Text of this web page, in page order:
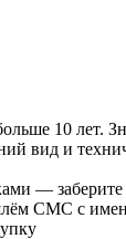
10 лет.
вид и
—
СМС с